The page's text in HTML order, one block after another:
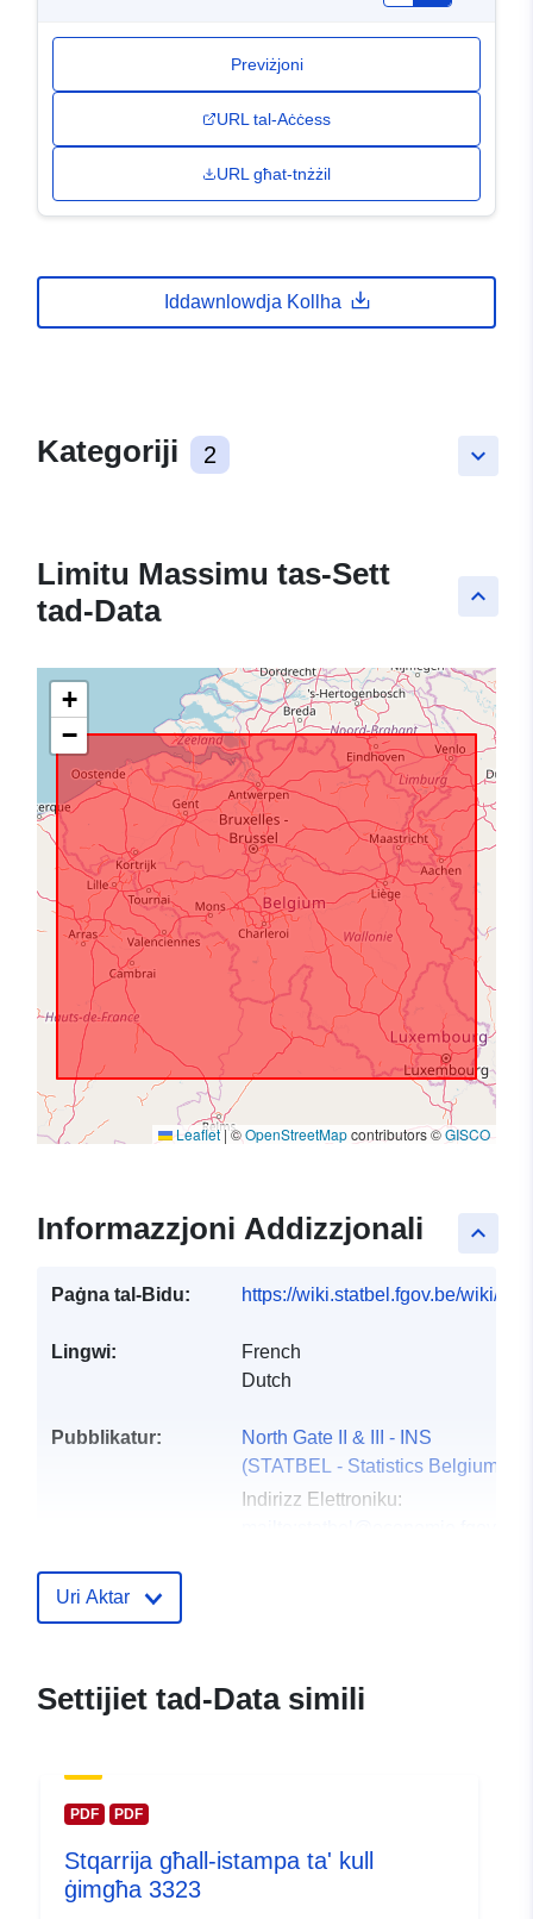
Previżjoni
URL tal-Aċċess
URL għat-tnżżil
Iddawnlowdja Kollha
keyboard_arrow_down
Kategoriji 2
keyboard_arrow_up
Limitu Massimu tas-Sett
tad-Data
+
−
Leaflet|©OpenStreetMapcontributors ©GISCO
keyboard_arrow_up
Informazzjoni Addizzjonali
Paġna tal-Bidu: https://wiki.statbel.fgov.be/wiki/
Lingwi:
French
Dutch
Pubblikatur:
North Gate II & III - INS
(STATBEL - Statistics Belgium)
Indirizz Elettroniku:
Indirizz Elettroniku:
https://statbel.fgov.be/nl
Uri Aktar
Settijiet tad-Data simili
PDF PDF
Stqarrija għall-istampa ta' kull
ġimgħa 3323